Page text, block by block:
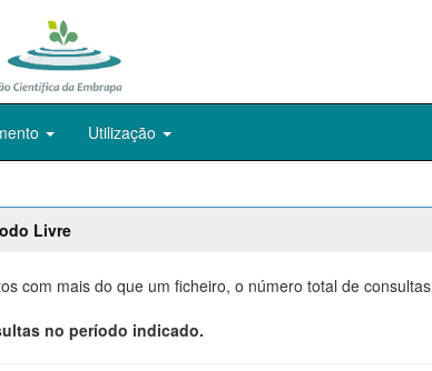
Utilização
Livre
com mais do que um ficheiro, o número total de
no período indicado.